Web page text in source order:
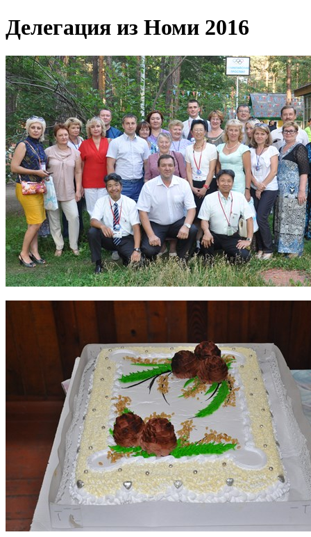
Делегация из Номи 2016